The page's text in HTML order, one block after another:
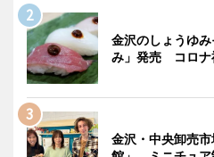
金沢のしょうゆ
み」発売 コロナ
金沢・中央卸売